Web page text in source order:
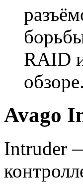
RAID
обзоре.
Avago
Intruder